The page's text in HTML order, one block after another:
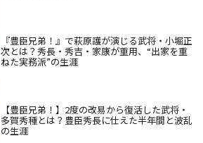
『豊臣兄弟！』で萩原護が演じる武将・小堀正
次とは？秀長・秀吉・家康が重用、“出家を重
ねた実務派”の生涯
【豊臣兄弟！】2度の改易から復活した武将・
多賀秀種とは？豊臣秀長に仕えた半年間と波乱
の生涯